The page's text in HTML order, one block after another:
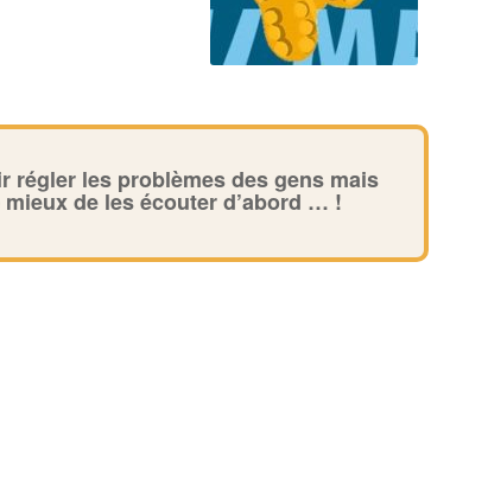
régler les problèmes des gens mais
de les écouter d’abord … !